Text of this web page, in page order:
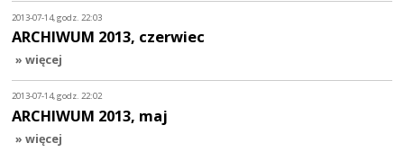
2013-07-14, godz. 22:03
ARCHIWUM 2013, czerwiec
» więcej
2013-07-14, godz. 22:02
ARCHIWUM 2013, maj
» więcej